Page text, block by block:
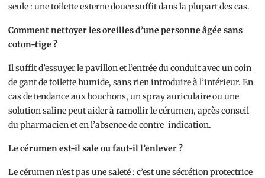
seule : une toilette externe douce suffit dans la plupart des cas.
Comment nettoyer les oreilles d’une personne âgée sans
coton-tige ?
Il suffit d’essuyer le pavillon et l’entrée du conduit avec un coin
de gant de toilette humide, sans rien introduire à l’intérieur. En
cas de tendance aux bouchons, un spray auriculaire ou une
solution saline peut aider à ramollir le cérumen, après conseil
du pharmacien et en l’absence de contre-indication.
Le cérumen est-il sale ou faut-il l’enlever ?
Le cérumen n’est pas une saleté : c’est une sécrétion protectrice